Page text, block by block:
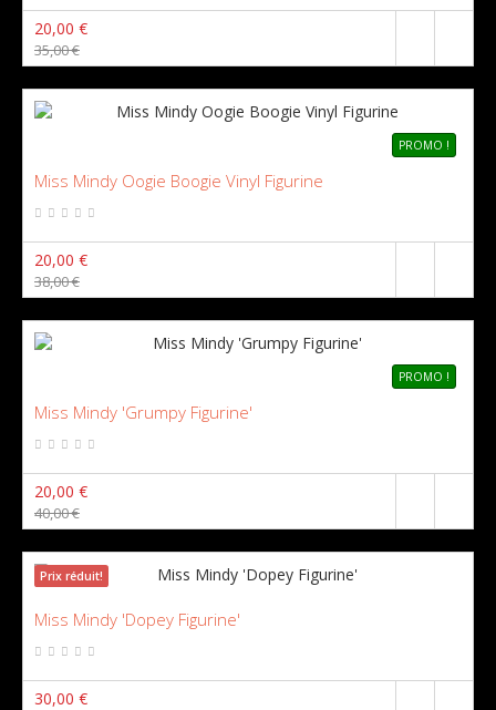
20,00 €
35,00 €
PROMO !
Miss Mindy Oogie Boogie Vinyl Figurine
20,00 €
38,00 €
PROMO !
Miss Mindy 'Grumpy Figurine'
20,00 €
40,00 €
Prix ​​réduit!
Miss Mindy 'Dopey Figurine'
30,00 €